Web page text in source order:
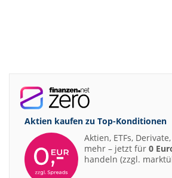
Aktien kaufen zu Top-Konditionen
Aktien, ETFs,
mehr – jetzt für 0
handeln (zzgl.